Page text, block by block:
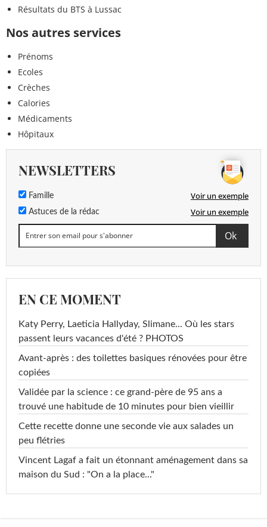
Résultats du BTS à Lussac
Nos autres services
Prénoms
Ecoles
Crèches
Calories
Médicaments
Hôpitaux
NEWSLETTERS
Famille Voir un exemple
Astuces de la rédac Voir un exemple
EN CE MOMENT
Katy Perry, Laeticia Hallyday, Slimane... Où les stars
passent leurs vacances d'été ? PHOTOS
Avant-après : des toilettes basiques rénovées pour être
copiées
Validée par la science : ce grand-père de 95 ans a
trouvé une habitude de 10 minutes pour bien vieillir
Cette recette donne une seconde vie aux salades un
peu flétries
Vincent Lagaf a fait un étonnant aménagement dans sa
maison du Sud : "On a la place..."